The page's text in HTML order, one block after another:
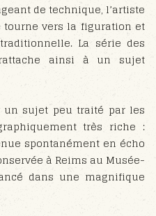
de technique, l’artiste
vers la figuration et
La série des
ainsi à un sujet
un sujet peu traité par les
très riche :
spontanément en écho
à Reims au Musée-
dans une magnifique